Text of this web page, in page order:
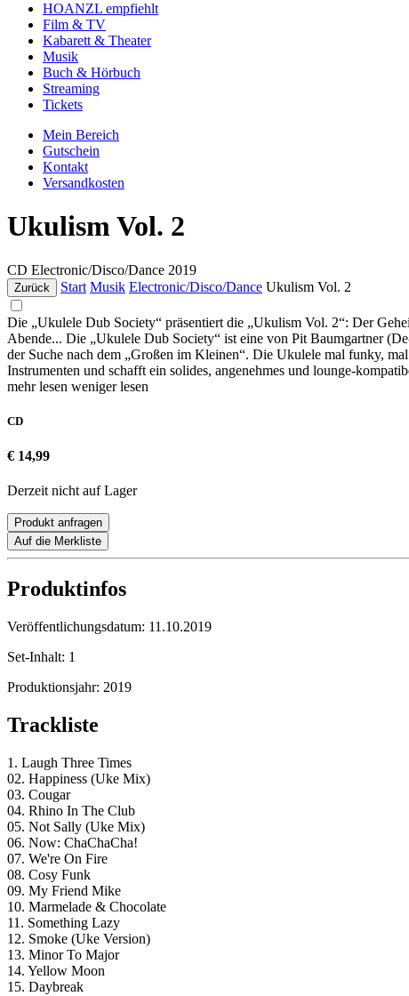
HOANZL empfiehlt
Film & TV
Kabarett & Theater
Musik
Buch & Hörbuch
Streaming
Tickets
Mein Bereich
Gutschein
Kontakt
Versandkosten
Ukulism Vol. 2
CD Electronic/Disco/Dance 2019
Zurück Start Musik Electronic/Disco/Dance Ukulism Vol. 2
Die „Ukulele Dub Society“ präsentiert die „Ukulism Vol. 2“: Der
Abende... Die „Ukulele Dub Society“ ist eine von Pit Baumgartner
der Suche nach dem „Großen im Kleinen“. Die Ukulele mal funky,
Instrumenten und schafft ein solides, angenehmes und lounge-
mehr lesen weniger lesen
CD
€ 14,99
Derzeit nicht auf Lager
Produkt anfragen
Auf die Merkliste
Produktinfos
Veröffentlichungsdatum: 11.10.2019
Set-Inhalt: 1
Produktionsjahr: 2019
Trackliste
1. Laugh Three Times
02. Happiness (Uke Mix)
03. Cougar
04. Rhino In The Club
05. Not Sally (Uke Mix)
06. Now: ChaChaCha!
07. We're On Fire
08. Cosy Funk
09. My Friend Mike
10. Marmelade & Chocolate
11. Something Lazy
12. Smoke (Uke Version)
13. Minor To Major
14. Yellow Moon
15. Daybreak